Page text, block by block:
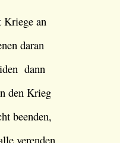
Kriege an
daran
dann
den Krieg
beenden,
verenden